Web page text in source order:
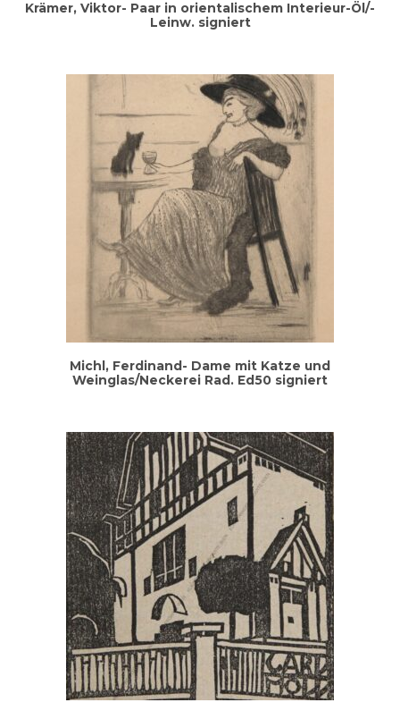
Krä­mer, Vik­tor- Paar in ori­en­ta­li­schem Inte­ri­eur-Öl/­
Leinw. signiert
Michl, Fer­di­nand- Dame mit Kat­ze und
Weinglas/Neckerei Rad. Ed50 signiert